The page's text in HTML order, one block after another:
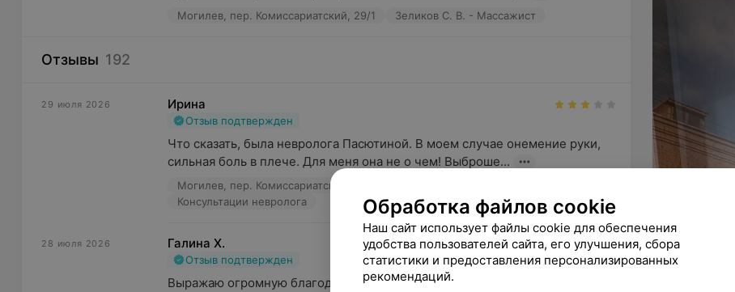
Могилев, пер. Комиссариатский, 29/1 Зеликов С. В. - Массажист
Отзывы 192
29 июля 2026 Ирина
Отзыв подтвержден
Что сказать, была невролога Пасютиной. В моем случае онемение руки,
сильная боль в плече. Для меня она не о чем! Выброше...
Могилев, пер. Комиссариатский, 29/1
Консультации невролога
28 июля 2026 Галина Х.
Отзыв подтвержден
Выражаю огромную благодарность и очень рекомендую врача УЗД -
Обработка файлов cookie
Наш сайт использует файлы cookie для обеспечения
удобства пользователей сайта, его улучшения, сбора
статистики и предоставления персонализированных
рекомендаций.